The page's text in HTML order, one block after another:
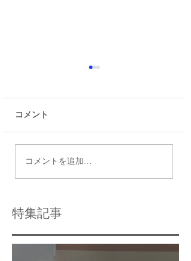
瑞江で最適な個別指導
コメント
コメントを追加…
特集記事